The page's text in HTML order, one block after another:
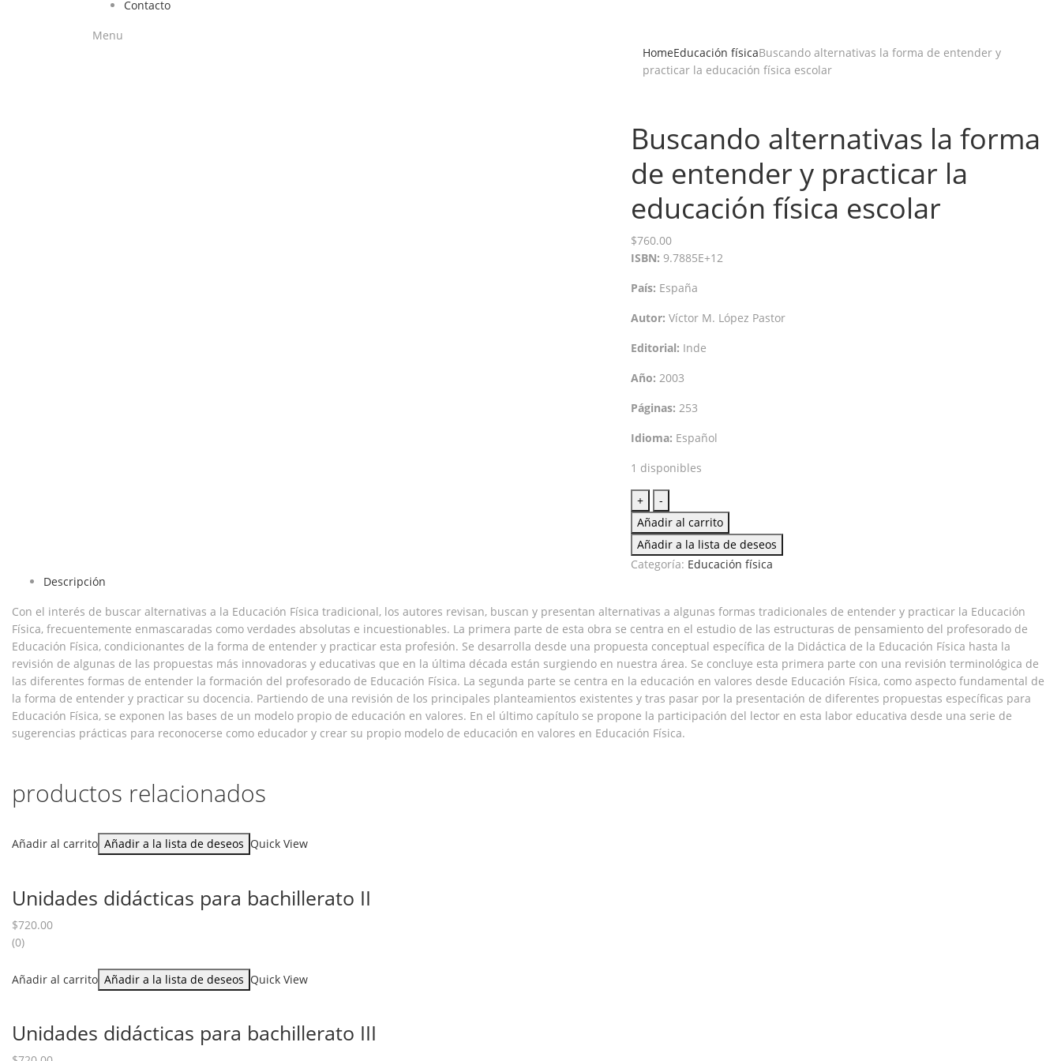
Contacto
Menu
HomeEducación físicaBuscando alternativas la forma de entender y
practicar la educación física escolar
Buscando alternativas la forma
de entender y practicar la
educación física escolar
$760.00
ISBN: 9.7885E+12
País: España
Autor: Víctor M. López Pastor
Editorial: Inde
Año: 2003
Páginas: 253
Idioma: Español
1 disponibles
+
alternativas
la
forma
de
practicar
la
educación
física
escolar
cantidad
-
Añadir al carrito
Añadir a la lista de deseos
Categoría: Educación física
Descripción
Con el interés de buscar alternativas a la Educación Física tradicional, los autores revisan, buscan y presentan alternativas a algunas formas tradicionales de entender y practicar la Educación
Física, frecuentemente enmascaradas como verdades absolutas e incuestionables. La primera parte de esta obra se centra en el estudio de las estructuras de pensamiento del profesorado de
Educación Física, condicionantes de la forma de entender y practicar esta profesión. Se desarrolla desde una propuesta conceptual específica de la Didáctica de la Educación Física hasta la
revisión de algunas de las propuestas más innovadoras y educativas que en la última década están surgiendo en nuestra área. Se concluye esta primera parte con una revisión terminológica de
las diferentes formas de entender la formación del profesorado de Educación Física. La segunda parte se centra en la educación en valores desde Educación Física, como aspecto fundamental de
la forma de entender y practicar su docencia. Partiendo de una revisión de los principales planteamientos existentes y tras pasar por la presentación de diferentes propuestas específicas para
Educación Física, se exponen las bases de un modelo propio de educación en valores. En el último capítulo se propone la participación del lector en esta labor educativa desde una serie de
sugerencias prácticas para reconocerse como educador y crear su propio modelo de educación en valores en Educación Física.
productos relacionados
Añadir al carrito Añadir a la lista de deseos Quick View
Unidades didácticas para bachillerato II
$720.00
(0)
Añadir al carrito Añadir a la lista de deseos Quick View
Unidades didácticas para bachillerato III